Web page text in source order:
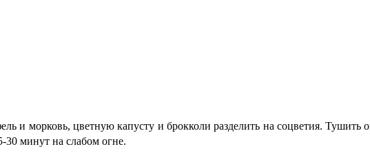
и морковь, цветную капусту и брокколи разделить на соцветия.
30 минут на слабом огне.